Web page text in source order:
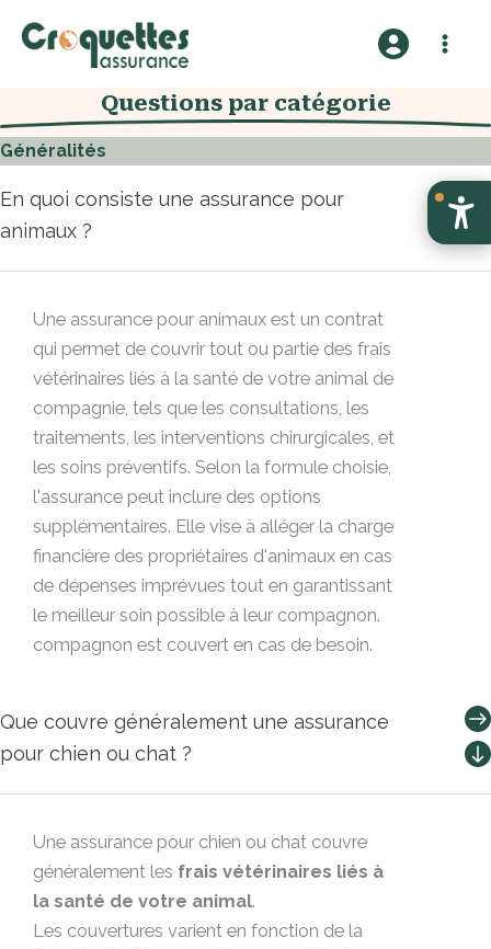
r
a
u
Questions par catégorie​
Généralités
En quoi consiste une assurance pour
animaux ?
Une assurance pour animaux est un contrat
qui permet de couvrir tout ou partie des frais
vétérinaires liés à la santé de votre animal de
compagnie, tels que les consultations, les
traitements, les interventions chirurgicales, et
les soins préventifs. Selon la formule choisie,
l'assurance peut inclure des options
supplémentaires. Elle vise à alléger la charge
financière des propriétaires d'animaux en cas
de dépenses imprévues tout en garantissant
le meilleur soin possible à leur compagnon.
compagnon est couvert en cas de besoin.
Que couvre généralement une assurance
pour chien ou chat ?
Une assurance pour chien ou chat couvre
généralement les frais vétérinaires liés à
la santé de votre animal.
Les couvertures varient en fonction de la